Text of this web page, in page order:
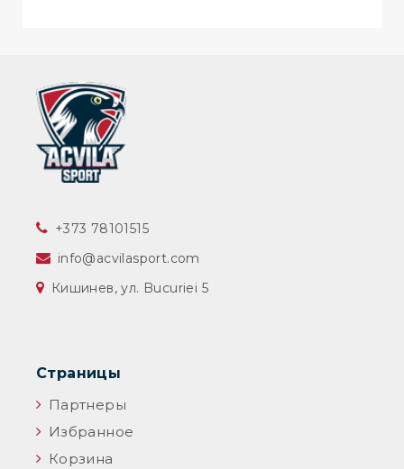
‎+373 78101515
info@acvilasport.com
Кишинев, ул. Bucuriei 5
Страницы
Партнеры
Избранное
Корзина